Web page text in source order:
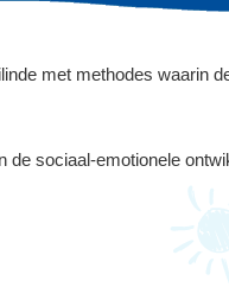
met methodes waarin
sociaal-emotionele